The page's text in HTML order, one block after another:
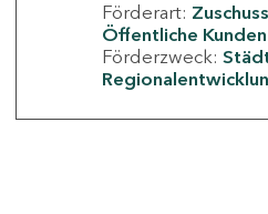
Förderart: Zuschuss
Öffentliche Kunden
Förderzweck: